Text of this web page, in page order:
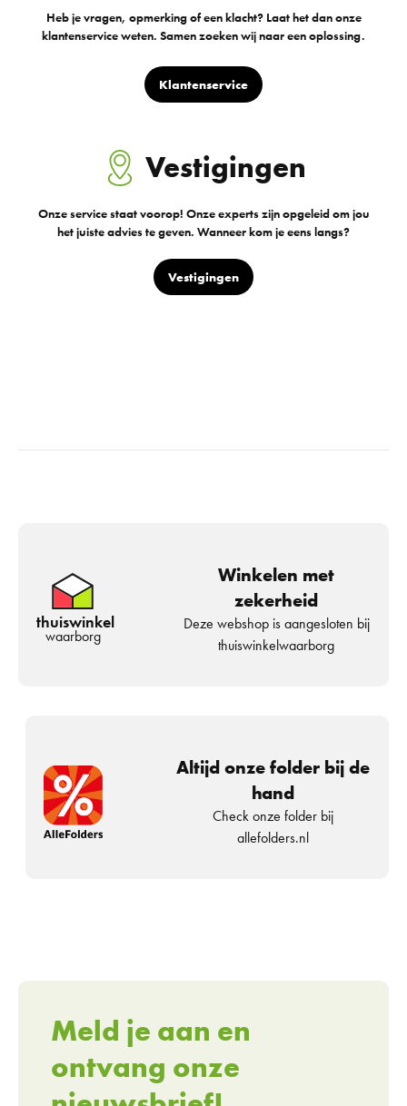
Heb je vragen, opmerking of een klacht? Laat het dan onze
klantenservice weten. Samen zoeken wij naar een oplossing.
Klantenservice
Vestigingen
Onze service staat voorop! Onze experts zijn opgeleid om jou
het juiste advies te geven. Wanneer kom je eens langs?
Vestigingen
thuiswinkel
waarborg
Winkelen met
zekerheid
Deze webshop is aangesloten bij
thuiswinkelwaarborg
Altijd onze folder bij de
hand
Check onze folder bij
allefolders.nl
Meld je aan en
ontvang onze